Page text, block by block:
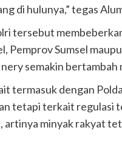
di hulunya,” tegas
tersebut
Pemprov Sumsel
semakin bertambah
termasuk dengan
tetapi terkait regulasi
artinya minyak rakyat